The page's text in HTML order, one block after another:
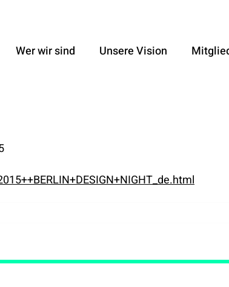
Wer wir sind Unsere Vision